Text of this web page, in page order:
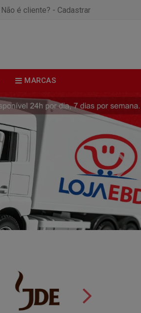
Não é cliente? - Cadastrar
MARCAS